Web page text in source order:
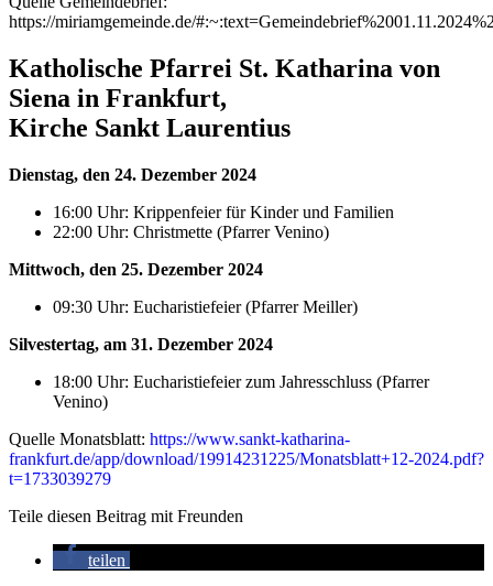
https://miriamgemeinde.de/
Katholische Pfarrei St. Katharina von
Siena in Frankfurt,
Kirche Sankt Laurentius
Dienstag, den 24. Dezember 2024
16:00 Uhr: Krippenfeier für Kinder und Familien
22:00 Uhr: Christmette (Pfarrer Venino)
Mittwoch, den 25. Dezember 2024
09:30 Uhr: Eucharistiefeier (Pfarrer Meiller)
Silvestertag, am 31. Dezember 2024
18:00 Uhr: Eucharistiefeier zum Jahresschluss (Pfarrer
Venino)
Quelle Monatsblatt: https://www.sankt-katharina-
frankfurt.de/app/download/19914231225/Monatsblatt+12-2024.pdf?
t=1733039279
Teile diesen Beitrag mit Freunden
teilen